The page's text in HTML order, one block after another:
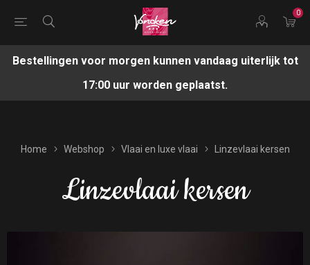
0
Bestellingen voor morgen kunnen vandaag uiterlijk tot
17:00 uur worden geplaatst.
Home Webshop Vlaai en luxe vlaai Linzevlaai kersen
Linzevlaai kersen